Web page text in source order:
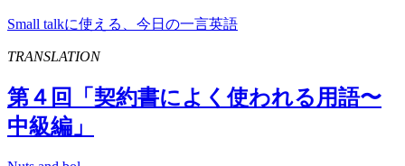
Small talkに使える、今日の一言英語
TRANSLATION
第４回「契約書によく使われる用語〜
中級編」